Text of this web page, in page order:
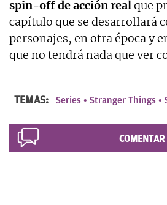
spin-off de acción realque
capítulo que se desarrollará
personajes, en otra época y
que no tendrá nada que ver
TEMAS: Series Stranger Things
COMENTAR